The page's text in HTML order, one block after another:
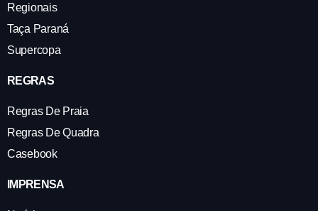
Regionais
Taça Paraná
Supercopa
REGRAS
Regras De Praia
Regras De Quadra
Casebook
IMPRENSA